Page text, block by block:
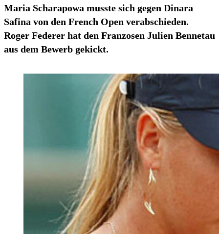
Maria Scharapowa musste sich gegen Dinara
Safina von den French Open verabschieden.
Roger Federer hat den Franzosen Julien Bennetau
aus dem Bewerb gekickt.